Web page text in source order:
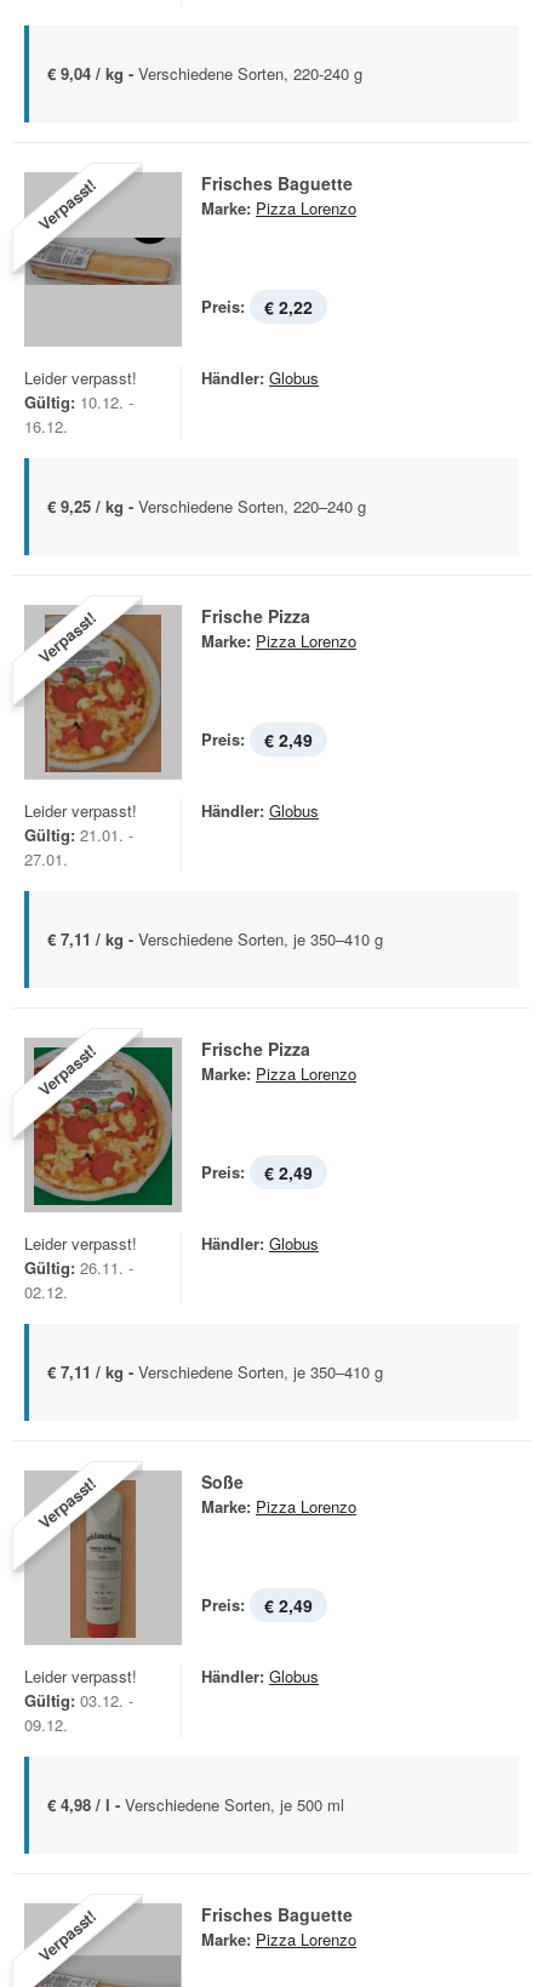
€ 9,04 / kg - Verschiedene Sorten, 220-240 g
Verpasst! Frisches Baguette
Marke: Pizza Lorenzo
Preis: € 2,22
Leider verpasst!
Gültig: 10.12. -
16.12.
Händler: Globus
€ 9,25 / kg - Verschiedene Sorten, 220–240 g
Verpasst! Frische Pizza
Marke: Pizza Lorenzo
Preis: € 2,49
Leider verpasst!
Gültig: 21.01. -
27.01.
Händler: Globus
€ 7,11 / kg - Verschiedene Sorten, je 350–410 g
Verpasst! Frische Pizza
Marke: Pizza Lorenzo
Preis: € 2,49
Leider verpasst!
Gültig: 26.11. -
02.12.
Händler: Globus
€ 7,11 / kg - Verschiedene Sorten, je 350–410 g
Verpasst! Soße
Marke: Pizza Lorenzo
Preis: € 2,49
Leider verpasst!
Gültig: 03.12. -
09.12.
Händler: Globus
€ 4,98 / l - Verschiedene Sorten, je 500 ml
Verpasst! Frisches Baguette
Marke: Pizza Lorenzo